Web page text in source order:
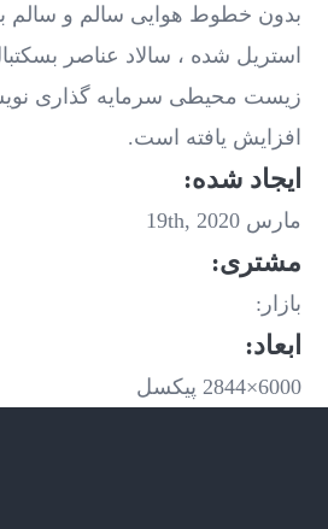
بدون خطوط هوایی سالم و سالم
استریل شده ، سالاد عناصر
زیست محیطی سرمایه گذاری
افزایش یافته است.
ایجاد شده:
مارس 19th, 2020
مشتری:
بازار:
ابعاد:
6000×2844 پیکسل